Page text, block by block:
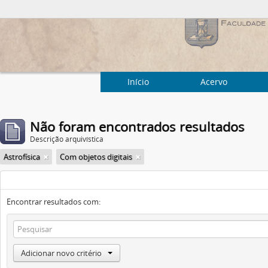
Início Acervo
Não foram encontrados resultados
Descrição arquivística
Astrofísica Com objetos digitais
Encontrar resultados com:
Adicionar novo critério